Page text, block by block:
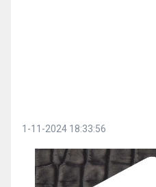
1-11-2024 18:33:56